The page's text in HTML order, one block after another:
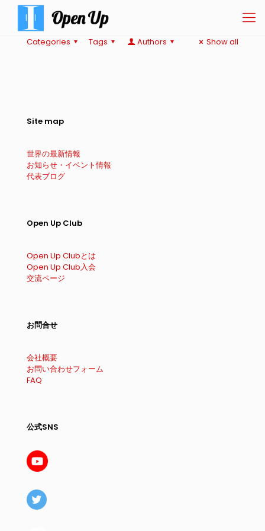
Categories Tags Authors Show all
Site map
世界の最新情報
お知らせ・イベント情報
代表ブログ
Open Up Club
Open Up Clubとは
Open Up Club入会
交流ページ
お問合せ
会社概要
お問い合わせフォーム
FAQ
公式SNS